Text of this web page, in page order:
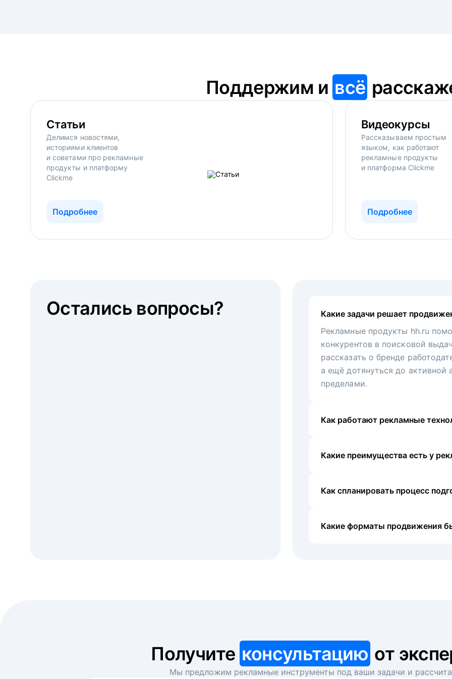
Поддержим и всё
Статьи
Делимся новостями,
историями клиентов
и советами про рекламные
продукты и платформу
Clickme
Подробнее
Видеокурсы
Рассказываем простым
языком, как работают
рекламные продукты
и платформа Clickme
Подробнее
Какие задачи решает
Рекламные продукты hh.ru
конкурентов в поисковой
рассказать о бренде
а ещё дотянуться до активной
пределами.
Как работают рекламные
Какие преимущества есть у
Как спланировать процесс
Какие форматы продвижения
Остались вопросы?
Получите консультацию от
Мы предложим рекламные инструменты под ваши задачи и